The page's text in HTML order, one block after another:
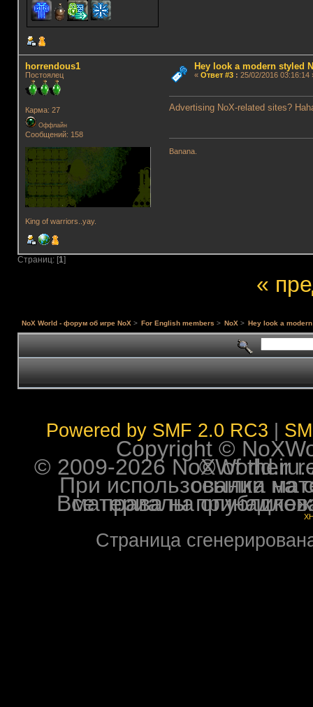
horrendous1
Постоялец
Карма: 27
Оффлайн
Сообщений: 158
King of warriors..yay.
Hey look a modern styled
« Ответ #3: 25/02/2016 03:16:14
Advertising NoX-related sites?
Banana.
Страниц: [1]
«
NoX World - форум об игре NoX > For English members > NoX > Hey look a
Powered by SMF 2.0 RC3
Copyright ©
© 2009-2026 NoXWorld.ru. All
При использовании
Все права на опубликованные на форуме
Страница